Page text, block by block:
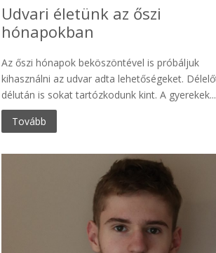
Udvari életünk az őszi
hónapokban
Az őszi hónapok beköszöntével is próbáljuk
kihasználni az udvar adta lehetőségeket.
délután is sokat tartózkodunk kint. A gyerekek...
Tovább